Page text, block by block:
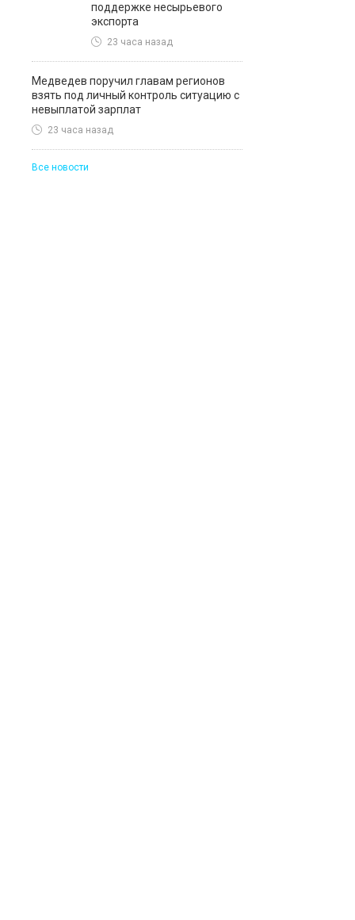
поддержке несырьевого
экспорта
23 часа назад
Медведев поручил главам регионов
взять под личный контроль ситуацию с
невыплатой зарплат
23 часа назад
Все новости